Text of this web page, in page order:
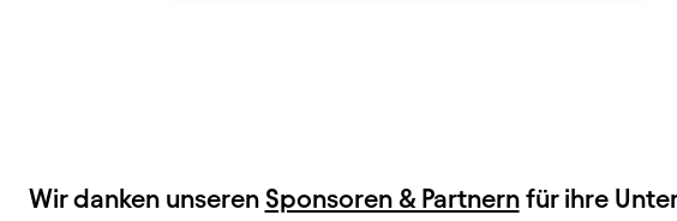
Wir danken unseren Sponsoren & Partnernfür ihre